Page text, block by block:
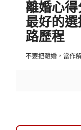
離婚心
最好的
路歷程
不要把離婚，當作